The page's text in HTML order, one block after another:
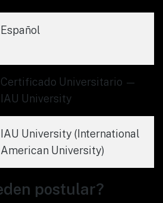
Español
Certificado Universitario —
IAU University
IAU University (International
American University)
postular?